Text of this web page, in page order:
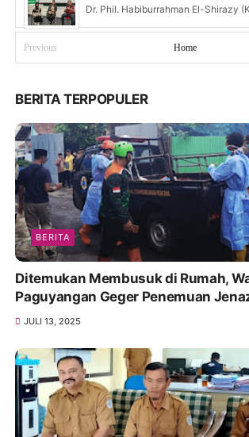
Dr. Phil. Habiburrahman El-Shirazy
Previous Home
BERITA TERPOPULER
BERITA
Ditemukan Membusuk di Rumah,
Paguyangan Geger Penemuan
JULI 13, 2025